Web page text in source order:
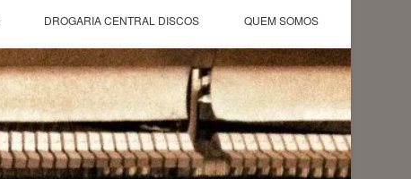
DROGARIA CENTRAL DISCOS QUEM SOMOS